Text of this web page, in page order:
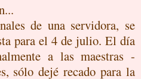
de una servidora, se
para el 4 de julio. El día
a las maestras -
sólo dejé recado para la